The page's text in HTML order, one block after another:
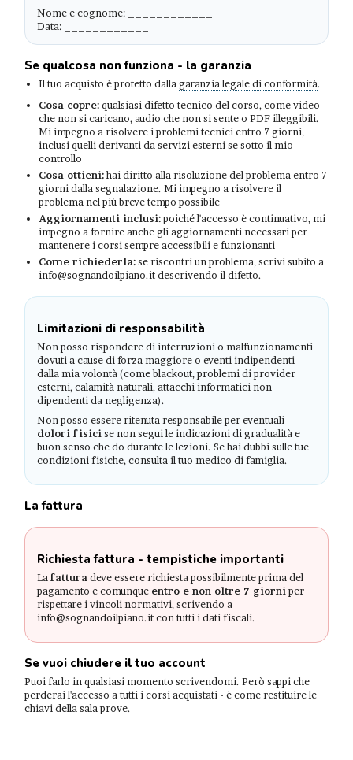
Nome e cognome: ____________
Data: ____________
Se qualcosa non funziona - la garanzia
Il tuo acquisto è protetto dallagaranzia legale di conformità.
Cosa copre: qualsiasi difetto tecnico del corso, come video
che non si caricano, audio che non si sente o PDF illeggibili.
Mi impegno a risolvere i problemi tecnici entro 7 giorni,
inclusi quelli derivanti da servizi esterni se sotto il mio
controllo
Cosa ottieni:hai diritto alla risoluzione del problema entro 7
giorni dalla segnalazione. Mi impegno a risolvere il
problema nel più breve tempo possibile
Aggiornamenti inclusi:poiché l'accesso è continuativo, mi
impegno a fornire anche gli aggiornamenti necessari per
mantenere i corsi sempre accessibili e funzionanti
Come richiederla: se riscontri un problema, scrivi subito a
info@sognandoilpiano.it descrivendo il difetto.
Limitazioni di responsabilità
Non posso rispondere di interruzioni o malfunzionamenti
dovuti a cause di forza maggiore o eventi indipendenti
dalla mia volontà (come blackout, problemi di provider
esterni, calamità naturali, attacchi informatici non
dipendenti da negligenza).
Non posso essere ritenuta responsabile per eventuali
dolori fisici se non segui le indicazioni di gradualità e
buon senso che do durante le lezioni. Se hai dubbi sulle tue
condizioni fisiche, consulta il tuo medico di famiglia.
La fattura
Richiesta fattura - tempistiche importanti
La fattura deve essere richiesta possibilmente prima del
pagamento e comunque entro e non oltre 7 giorni per
rispettare i vincoli normativi, scrivendo a
info@sognandoilpiano.it con tutti i dati fiscali.
Se vuoi chiudere il tuo account
Puoi farlo in qualsiasi momento scrivendomi. Però sappi che
perderai l'accesso a tutti i corsi acquistati - è come restituire le
chiavi della sala prove.